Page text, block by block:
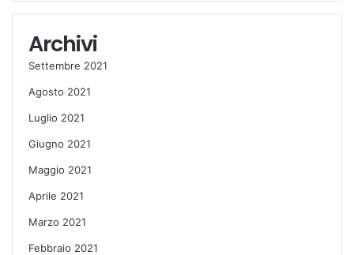
Archivi
Settembre 2021
Agosto 2021
Luglio 2021
Giugno 2021
Maggio 2021
Aprile 2021
Marzo 2021
Febbraio 2021